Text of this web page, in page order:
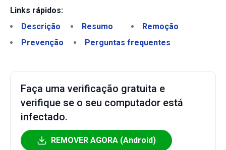
Links rápidos:
Descrição
Resumo
Remoção
Prevenção
Perguntas frequentes
Faça uma verificação gratuita e
verifique se o seu computador está
infectado.
REMOVER AGORA (Android)